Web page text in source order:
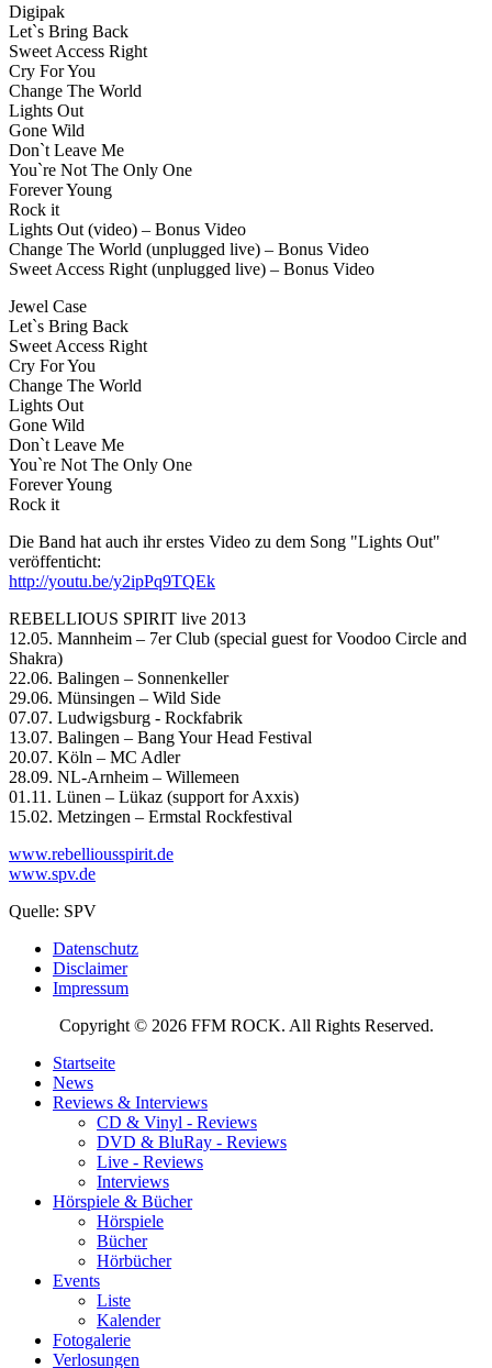
Digipak
Let`s Bring Back
Sweet Access Right
Cry For You
Change The World
Lights Out
Gone Wild
Don`t Leave Me
You`re Not The Only One
Forever Young
Rock it
Lights Out (video) – Bonus Video
Change The World (unplugged live) – Bonus Video
Sweet Access Right (unplugged live) – Bonus Video
Jewel Case
Let`s Bring Back
Sweet Access Right
Cry For You
Change The World
Lights Out
Gone Wild
Don`t Leave Me
You`re Not The Only One
Forever Young
Rock it
Die Band hat auch ihr erstes Video zu dem Song "Lights Out"
veröffenticht:
http://youtu.be/y2ipPq9TQEk
REBELLIOUS SPIRIT live 2013
12.05. Mannheim – 7er Club (special guest for Voodoo Circle and
Shakra)
22.06. Balingen – Sonnenkeller
29.06. Münsingen – Wild Side
07.07. Ludwigsburg - Rockfabrik
13.07. Balingen – Bang Your Head Festival
20.07. Köln – MC Adler
28.09. NL-Arnheim – Willemeen
01.11. Lünen – Lükaz (support for Axxis)
15.02. Metzingen – Ermstal Rockfestival
www.rebelliousspirit.de
www.spv.de
Quelle: SPV
Datenschutz
Disclaimer
Impressum
Copyright © 2026 FFM ROCK. All Rights Reserved.
Startseite
News
Reviews & Interviews
CD & Vinyl - Reviews
DVD & BluRay - Reviews
Live - Reviews
Interviews
Hörspiele & Bücher
Hörspiele
Bücher
Hörbücher
Events
Liste
Kalender
Fotogalerie
Verlosungen